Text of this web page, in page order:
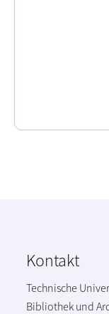
Kontakt
Technische
Bibliothek und